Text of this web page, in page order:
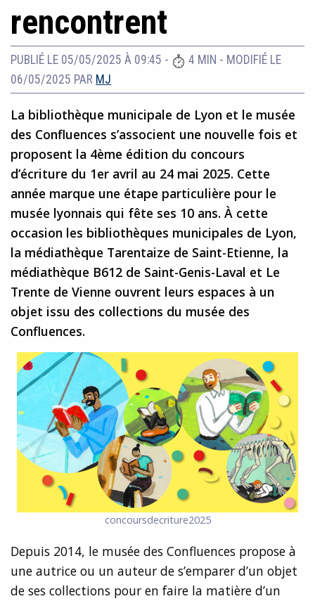
rencontrent
PUBLIÉ LE 05/05/2025 À 09:45 - 4 MIN - MODIFIÉ LE
06/05/2025 PAR MJ
La bibliothèque municipale de Lyon et le musée
des Confluences s’associent une nouvelle fois et
proposent la 4ème édition du concours
d’écriture du 1er avril au 24 mai 2025. Cette
année marque une étape particulière pour le
musée lyonnais qui fête ses 10 ans. À cette
occasion les bibliothèques municipales de Lyon,
la médiathèque Tarentaize de Saint-Etienne, la
médiathèque B612 de Saint-Genis-Laval et Le
Trente de Vienne ouvrent leurs espaces à un
objet issu des collections du musée des
Confluences.
concoursdecriture2025
Depuis 2014, le musée des Confluences propose à
une autrice ou un auteur de s’emparer d’un objet
de ses collections pour en faire la matière d’un